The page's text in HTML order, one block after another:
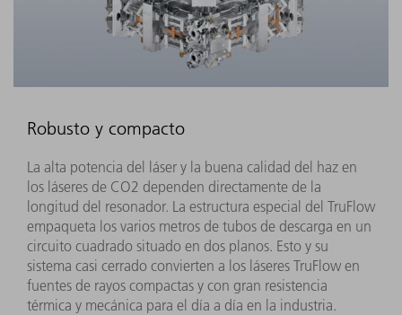
Robusto y compacto
La alta potencia del láser y la buena calidad del haz en
los láseres de CO2 dependen directamente de la
longitud del resonador. La estructura especial del TruFlow
empaqueta los varios metros de tubos de descarga en un
circuito cuadrado situado en dos planos. Esto y su
sistema casi cerrado convierten a los láseres TruFlow en
fuentes de rayos compactas y con gran resistencia
térmica y mecánica para el día a día en la industria.